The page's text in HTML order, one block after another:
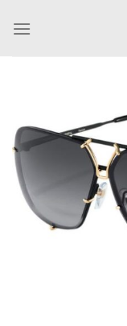
naar